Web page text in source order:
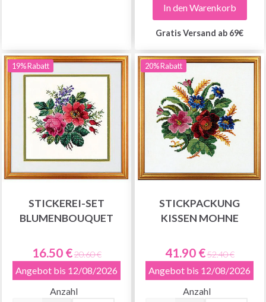
In den Warenkorb
Gratis Versand ab 69€
19% Rabatt
STICKEREI-SET
BLUMENBOUQUET
16.50 €20.60 €
Angebot bis 12/08/2026
Anzahl
20% Rabatt
STICKPACKUNG
KISSEN MOHNE
41.90 €52.40 €
Angebot bis 12/08/2026
Anzahl
Jetzt anmelden
Nein danke